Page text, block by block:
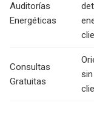
Auditorías
Energéticas
Consultas
Gratuitas